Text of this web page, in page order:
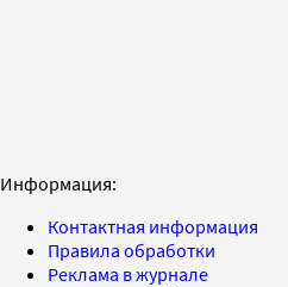
Информация:
Контактная информация
Правила обработки
Реклама в журнале